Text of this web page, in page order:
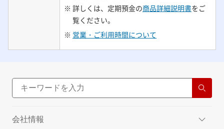
※ 詳しくは、定期預金の商品詳細説明書をご
覧ください。
※ 営業・ご利用時間について
会社情報